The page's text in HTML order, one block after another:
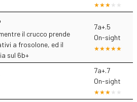
il crucco prende
a frosolone, ed il
sul 6b+
7a+.5
On-sight
7a+.7
On-sight